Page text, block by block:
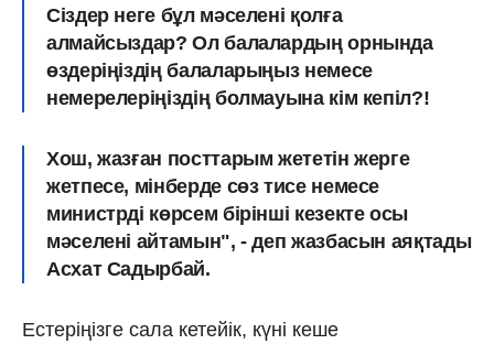
Сіздер неге бұл мәселені қолға
алмайсыздар? Ол балалардың орнында
өздеріңіздің балаларыңыз немесе
немерелеріңіздің болмауына кім кепіл?!
Хош, жазған посттарым жететін жерге
жетпесе, мінберде сөз тисе немесе
министрді көрсем бірінші кезекте осы
мәселені айтамын", - деп жазбасын аяқтады
Асхат Садырбай.
Естеріңізге сала кетейік, күні кеше